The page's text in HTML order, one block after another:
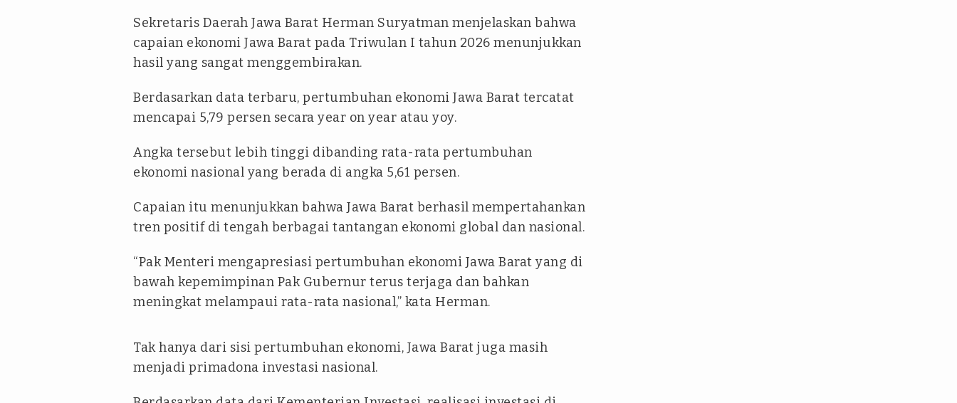
Sekretaris Daerah Jawa Barat Herman Suryatman menjelaskan bahwa
capaian ekonomi Jawa Barat pada Triwulan I tahun 2026 menunjukkan
hasil yang sangat menggembirakan.
Berdasarkan data terbaru, pertumbuhan ekonomi Jawa Barat tercatat
mencapai 5,79 persen secara year on year atau yoy.
Angka tersebut lebih tinggi dibanding rata-rata pertumbuhan
ekonomi nasional yang berada di angka 5,61 persen.
Capaian itu menunjukkan bahwa Jawa Barat berhasil mempertahankan
tren positif di tengah berbagai tantangan ekonomi global dan nasional.
“Pak Menteri mengapresiasi pertumbuhan ekonomi Jawa Barat yang di
bawah kepemimpinan Pak Gubernur terus terjaga dan bahkan
meningkat melampaui rata-rata nasional,” kata Herman.
Tak hanya dari sisi pertumbuhan ekonomi, Jawa Barat juga masih
menjadi primadona investasi nasional.